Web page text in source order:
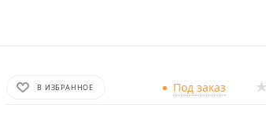
В ИЗБРАННОЕ Под заказ